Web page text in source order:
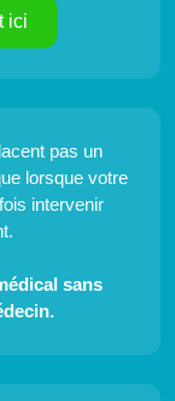
ici
pas un
lorsque votre
intervenir
sans